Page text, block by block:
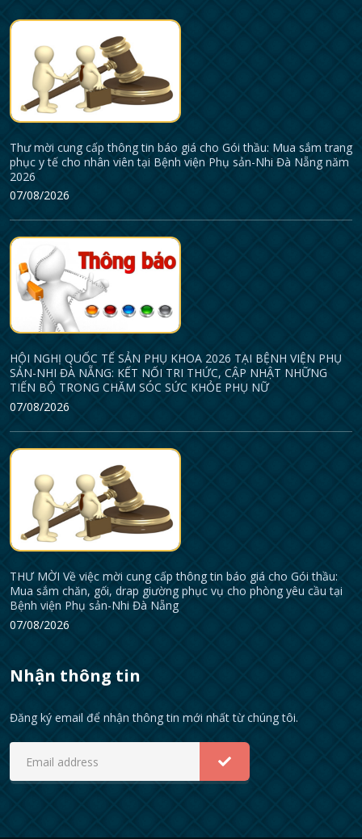
Thư mời cung cấp thông tin báo giá cho Gói thầu: Mua sắm trang
phục y tế cho nhân viên tại Bệnh viện Phụ sản-Nhi Đà Nẵng năm
2026
07/08/2026
HỘI NGHỊ QUỐC TẾ SẢN PHỤ KHOA 2026 TẠI BỆNH VIỆN PHỤ
SẢN-NHI ĐÀ NẴNG: KẾT NỐI TRI THỨC, CẬP NHẬT NHỮNG
TIẾN BỘ TRONG CHĂM SÓC SỨC KHỎE PHỤ NỮ
07/08/2026
THƯ MỜI Về việc mời cung cấp thông tin báo giá cho Gói thầu:
Mua sắm chăn, gối, drap giường phục vụ cho phòng yêu cầu tại
Bệnh viện Phụ sản-Nhi Đà Nẵng
07/08/2026
Nhận thông tin
Đăng ký email để nhận thông tin mới nhất từ chúng tôi.